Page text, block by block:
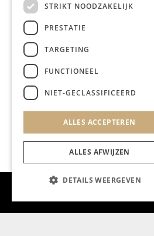
De
STRIKT NOODZAKELIJK
PRESTATIE
TARGETING
FUNCTIONEEL
NIET-GECLASSIFICEERD
ALLES ACCEPTEREN
ALLES AFWIJZEN
DETAILS WEERGEVEN